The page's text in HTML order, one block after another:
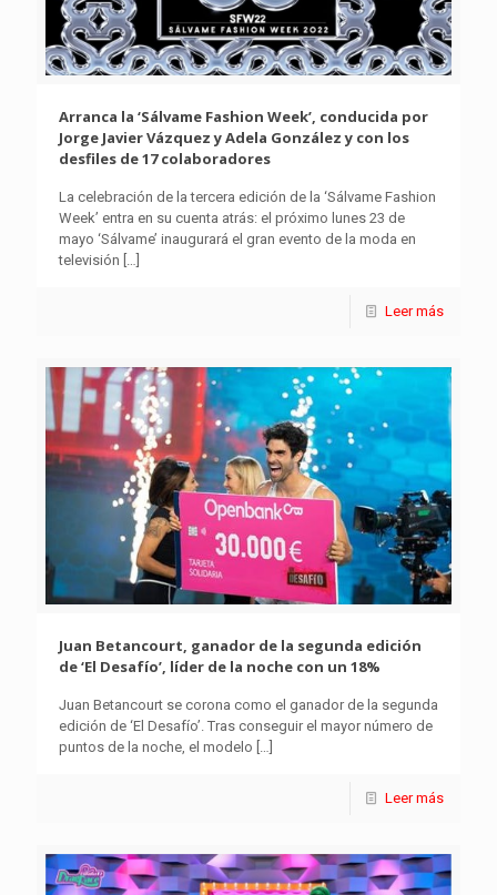
Arranca la ‘Sálvame Fashion Week’, conducida por
Jorge Javier Vázquez y Adela González y con los
desfiles de 17 colaboradores
La celebración de la tercera edición de la ‘Sálvame Fashion
Week’ entra en su cuenta atrás: el próximo lunes 23 de
mayo ‘Sálvame’ inaugurará el gran evento de la moda en
televisión […]
Leer más
Juan Betancourt, ganador de la segunda edición
de ‘El Desafío’, líder de la noche con un 18%
Juan Betancourt se corona como el ganador de la segunda
edición de ‘El Desafío’. Tras conseguir el mayor número de
puntos de la noche, el modelo […]
Leer más